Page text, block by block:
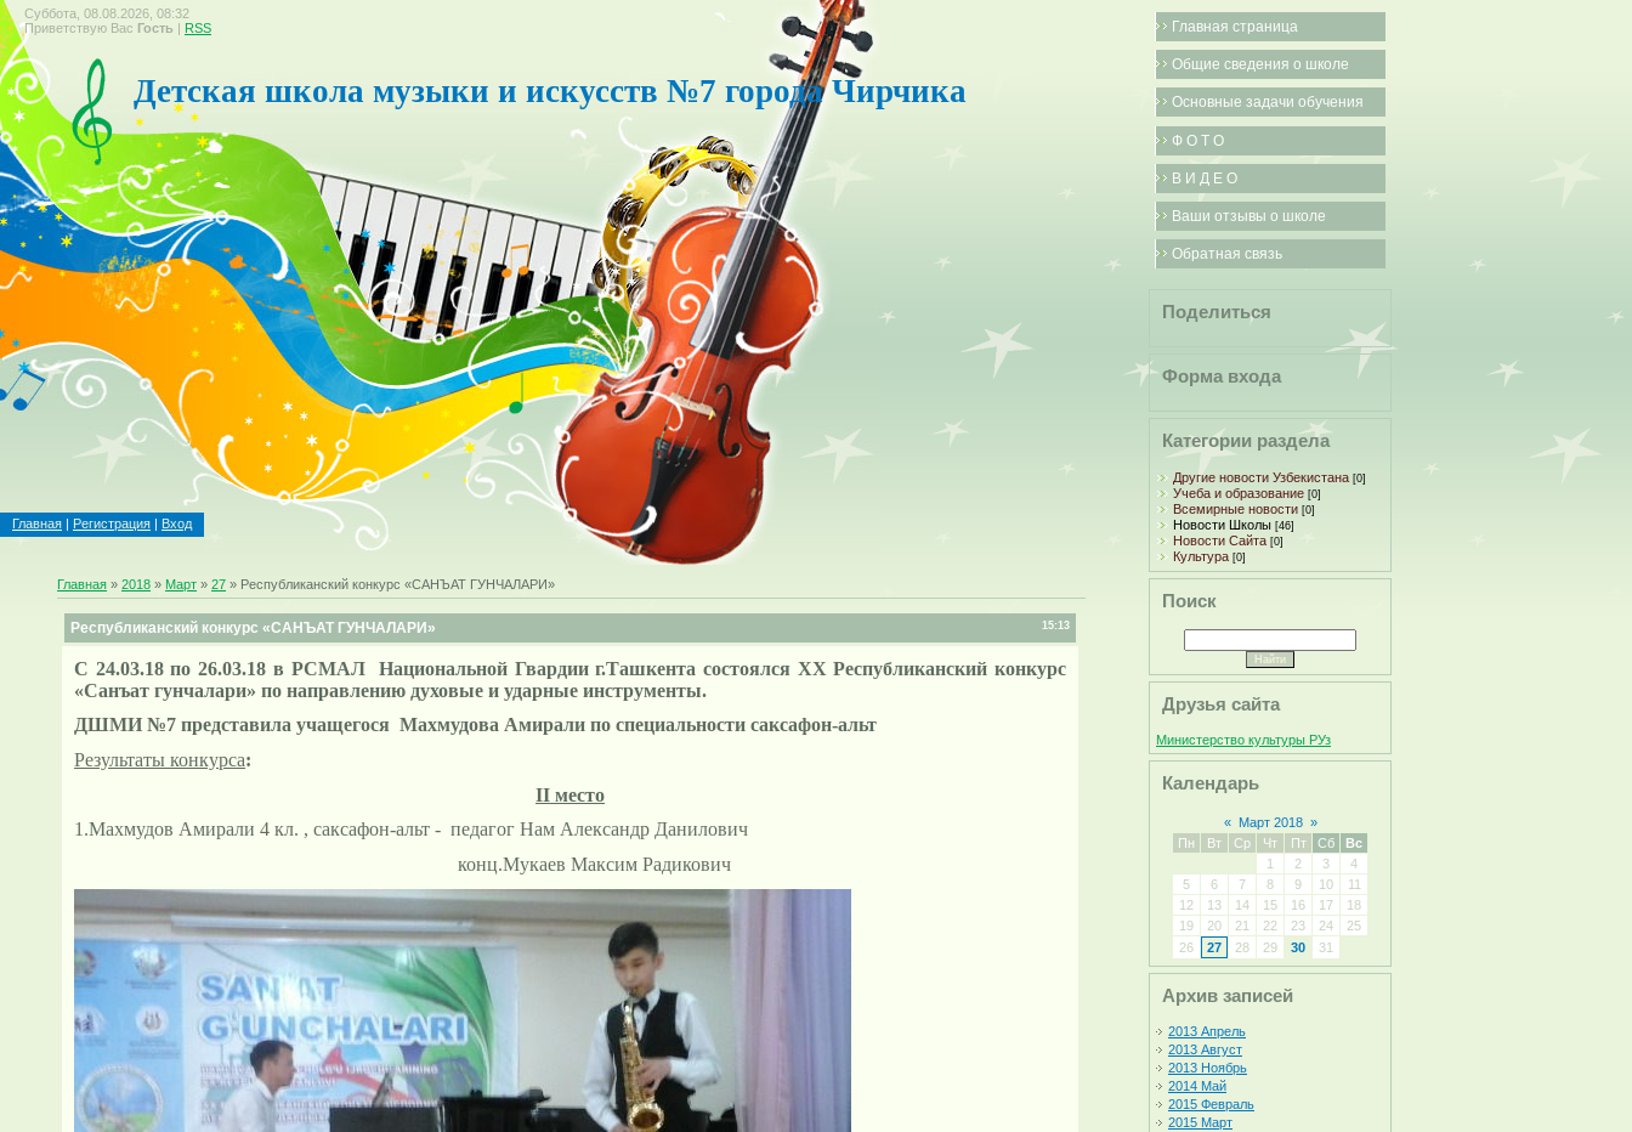
Суббота, 08.08.2026, 08:32
Приветствую Вас Гость | RSS
Детская школа музыки и искусств №7 города Чирчика
Главная | Регистрация | Вход
Главная »2018 » Март » 27 » Республиканский конкурс «САНЪАТ ГУНЧАЛАРИ»
15:13
Республиканский конкурс «САНЪАТ ГУНЧАЛАРИ»
С 24.03.18 по 26.03.18 в РСМАЛ Национальной Гвардии г.Ташкента состоялся ХХ Республиканский конкурс
«Санъат гунчалари» по направлению духовые и ударные инструменты.
ДШМИ №7 представила учащегося Махмудова Амирали по специальности саксафон-альт
Результаты конкурса:
II место
1.Махмудов Амирали 4 кл. , саксафон-альт - педагог Нам Александр Данилович
конц.Мукаев Максим Радикович
Главная страница
Общие сведения о школе
Основные задачи обучения
Ф О Т О
В И Д Е О
Ваши отзывы о школе
Обратная связь
Поделиться
Форма входа
Категории раздела
Другие новости Узбекистана [0]
Учеба и образование [0]
Всемирные новости [0]
Новости Школы [46]
Новости Сайта [0]
Культура [0]
Поиск
Друзья сайта
Министерство культуры РУз
Календарь
« Март 2018 »
Пн
Вт Ср Чт Пт Сб
Вс
1
2 3
4
5
6 7 8 9 10
11
12
13 14 15 16 17
18
19
20 21 22 23 24
25
26
27 28 29 30 31
Архив записей
2013 Апрель
2013 Август
2013 Ноябрь
2014 Май
2015 Февраль
2015 Март